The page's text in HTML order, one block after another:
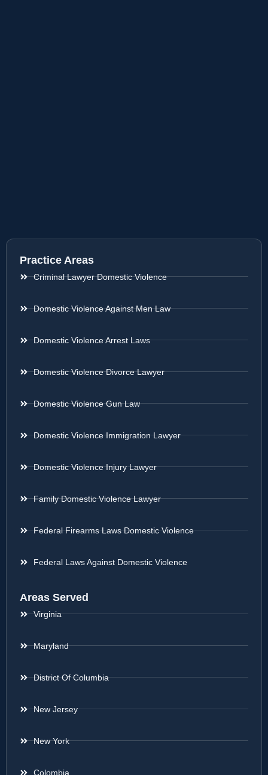
Practice Areas
Criminal Lawyer Domestic Violence
Domestic Violence Against Men Law
Domestic Violence Arrest Laws
Domestic Violence Divorce Lawyer
Domestic Violence Gun Law
Domestic Violence Immigration Lawyer
Domestic Violence Injury Lawyer
Family Domestic Violence Lawyer
Federal Firearms Laws Domestic Violence
Federal Laws Against Domestic Violence
Areas Served
Virginia
Maryland
District Of Columbia
New Jersey
New York
Colombia